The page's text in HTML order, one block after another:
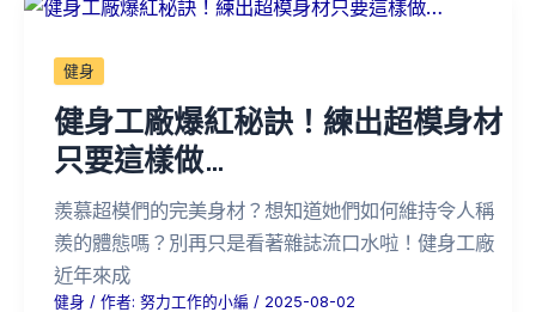
健身
健身工廠爆紅秘訣！練出超模身材
只要這樣做…
羨慕超模們的完美身材？想知道她們如何維持令人稱
羨的體態嗎？別再只是看著雜誌流口水啦！健身工廠
近年來成
健身 / 作者: 努力工作的小編 / 2025-08-02